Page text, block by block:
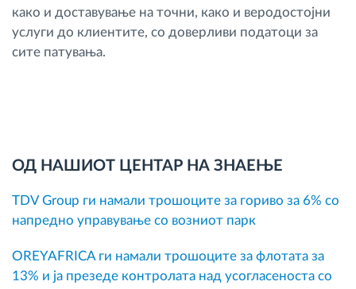
како и доставување на точни, како и веродостојни
услуги до клиентите, со доверливи податоци за
сите патувања.
ОД НАШИОТ ЦЕНТАР НА ЗНАЕЊЕ
TDV Group ги намали трошоците за гориво за 6% со
напредно управување со возниот парк
OREYAFRICA ги намали трошоците за флотата за
13% и ја презеде контролата над усогласеноста со